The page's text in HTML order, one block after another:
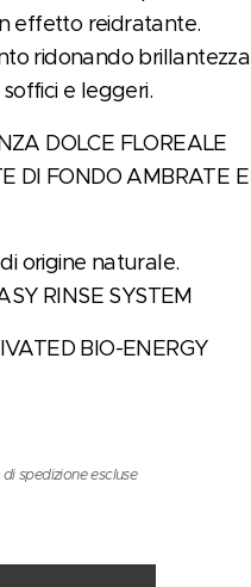
effetto reidratante.
ridonando brillantezza
e leggeri.
DOLCE FLOREALE
DI FONDO AMBRATE E
origine naturale.
RINSE SYSTEM
BIO-ENERGY
di spedizione escluse